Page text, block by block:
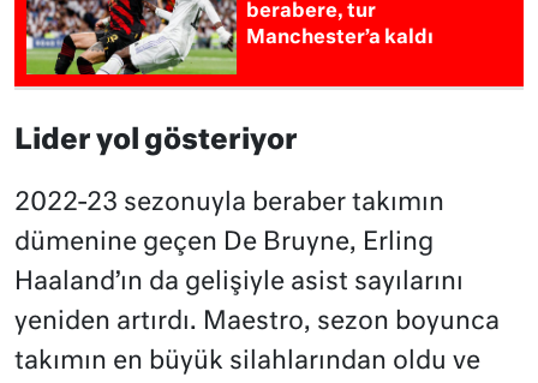
berabere, tur
Manchester’a kaldı
Lider yol gösteriyor
2022-23 sezonuyla beraber takımın
dümenine geçen De Bruyne, Erling
Haaland’ın da gelişiyle asist sayılarını
yeniden artırdı. Maestro, sezon boyunca
takımın en büyük silahlarından oldu ve